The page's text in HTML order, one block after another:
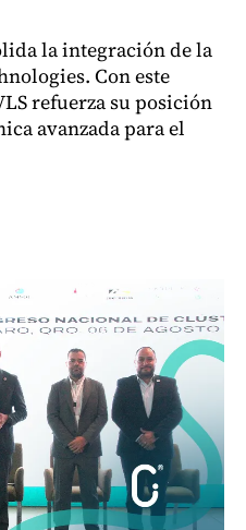
la integración de la
Con este
refuerza su posición
avanzada para el